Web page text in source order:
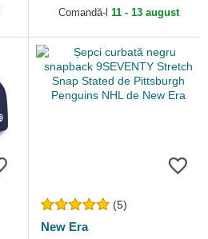
EraComandă-l 11 - 13 august
(5)
New Era